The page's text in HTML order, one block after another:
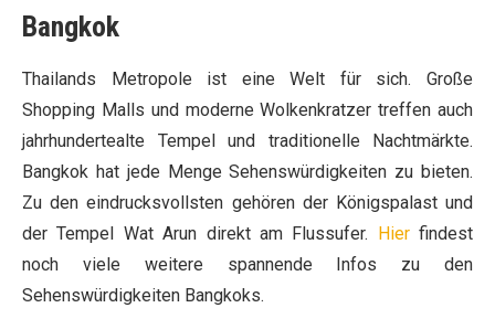
Bangkok
Thailands Metropole ist eine Welt für sich. Große
Shopping Malls und moderne Wolkenkratzer treffen auch
jahrhundertealte Tempel und traditionelle Nachtmärkte.
Bangkok hat jede Menge Sehenswürdigkeiten zu bieten.
Zu den eindrucksvollsten gehören der Königspalast und
der Tempel Wat Arun direkt am Flussufer.
Hierfindest
noch viele weitere spannende Infos zu den
Sehenswürdigkeiten Bangkoks.